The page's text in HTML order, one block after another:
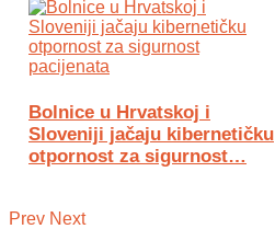
Bolnice u Hrvatskoj i
Sloveniji jačaju kibernetičku
otpornost za sigurnost…
Prev Next